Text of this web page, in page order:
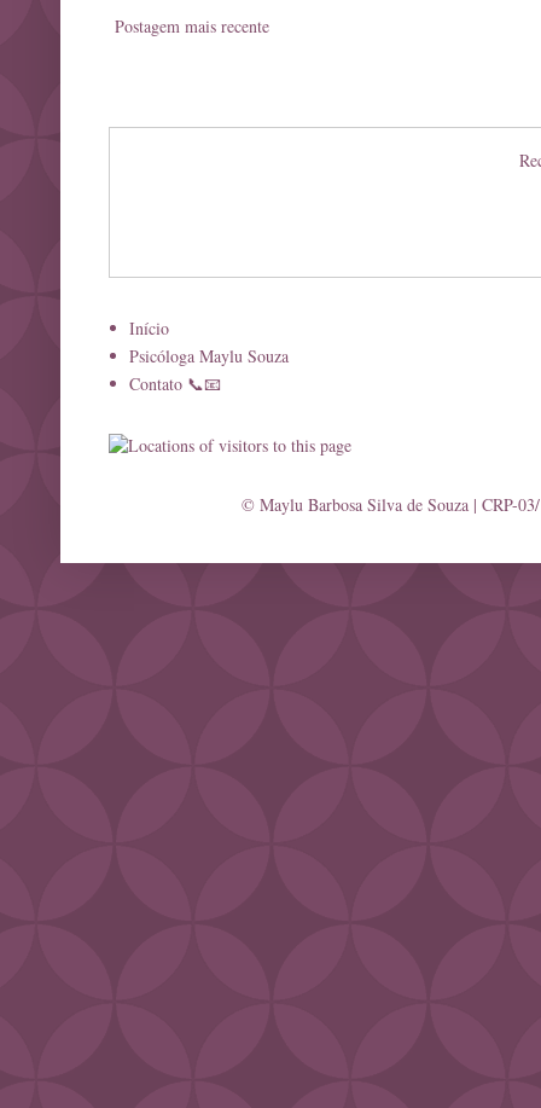
Postagem mais recente
Início
Psicóloga Maylu Souza
Contato 📞📧
© Maylu Barbosa Silva de Souza | CRP-